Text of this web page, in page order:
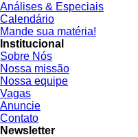
Análises & Especiais
Calendário
Mande sua matéria!
Institucional
Sobre Nós
Nossa missão
Nossa equipe
Vagas
Anuncie
Contato
Newsletter